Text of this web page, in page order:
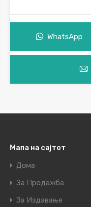
WhatsApp
Мапа на сајтот
Дома
За Продажба
За Издавање